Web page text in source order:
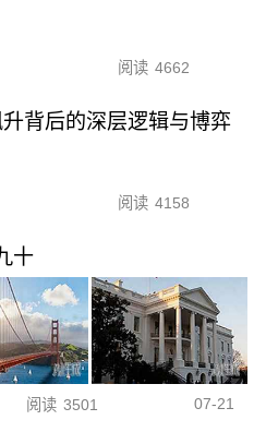
阅读 4662
背后的深层逻辑与博弈
阅读 4158
十
阅读 3501 07-21